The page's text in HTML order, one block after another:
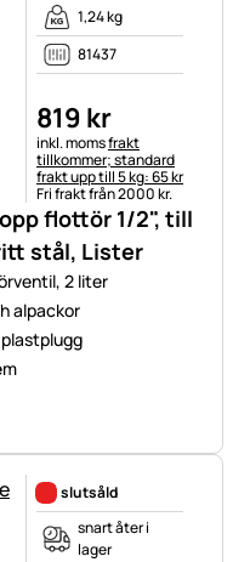
flottör 1/2", till
stål, Lister
2 liter
alpackor
1,24 kg
81437
819 kr
Skatteinformation:
inkl. momsfrakt
tillkommer; standard
frakt upp till 5 kg: 65 kr
Fri frakt från 2000 kr.
slutsåld
snart åter i
lager